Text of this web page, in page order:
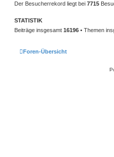
Der Besucherrekord liegt bei 7715
STATISTIK
Beiträge insgesamt 16196 • Themen
Foren-Übersicht